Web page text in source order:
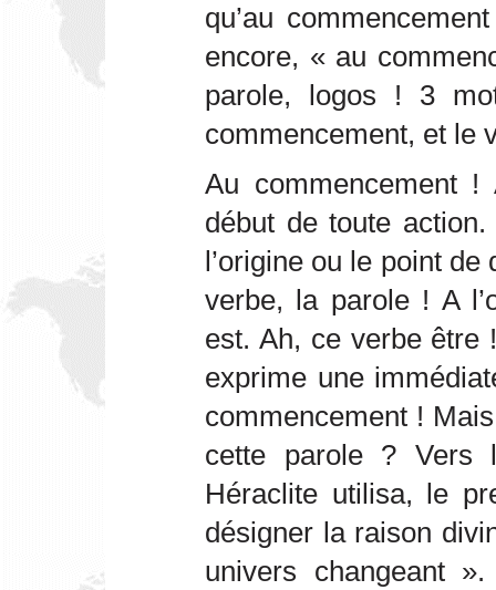
qu’au
encore, « au
parole, logos ! 3
commencement, et le
Au commencement
début de toute
l’origine ou le point de
verbe, la parole ! A
est. Ah, ce verbe
exprime une
commencement !
cette parole ? Vers
Héraclite utilisa, le
désigner la raison
univers changeant